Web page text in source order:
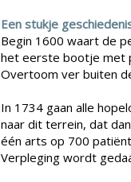
Een stukje
Begin 1600 waart de
het eerste bootje met
Overtoom ver buiten
In 1734 gaan alle
naar dit terrein, dat
één arts op 700
Verpleging wordt